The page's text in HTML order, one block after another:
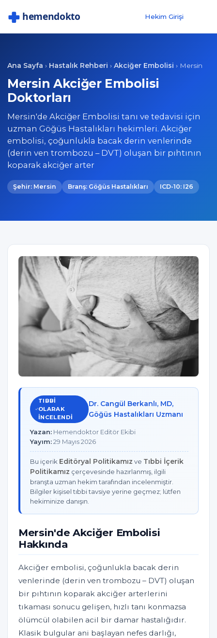
Hekim Girişi
Ana Sayfa › Hastalık Rehberi › Akciğer Embolisi › Mersin
Mersin Akciğer Embolisi
Doktorları
Mersin'de Akciğer Embolisi tanı ve tedavisi için
uzman Göğüs Hastalıkları hekimleri. Akciğer
embolisi, çoğunlukla bacak derin venlerinde
(derin ven trombozu – DVT) oluşan bir pıhtının
koparak akciğer arter
Şehir: Mersin Branş: Göğüs Hastalıkları ICD-10: I26
TIBBI
OLARAK
INCELENDI
Dr. Cangül Berkanlı, MD,
Göğüs Hastalıkları Uzmanı
Yazan: Hemendoktor Editör Ekibi
Yayım:29 Mayıs 2026
Bu içerik Editöryal Politikamız ve Tıbbi İçerik
Politikamız çerçevesinde hazırlanmış, ilgili
branşta uzman hekim tarafından incelenmiştir.
Bilgiler kişisel tıbbi tavsiye yerine geçmez; lütfen
hekiminize danışın.
Mersin'de Akciğer Embolisi
Hakkında
Akciğer embolisi, çoğunlukla bacak derin
venlerinde (derin ven trombozu – DVT) oluşan
bir pıhtının koparak akciğer arterlerini
tıkaması sonucu gelişen, hızlı tanı konmazsa
ölümcül olabilen acil bir damar hastalığıdır.
Klasik bulgular ani başlayan nefes darlığı,